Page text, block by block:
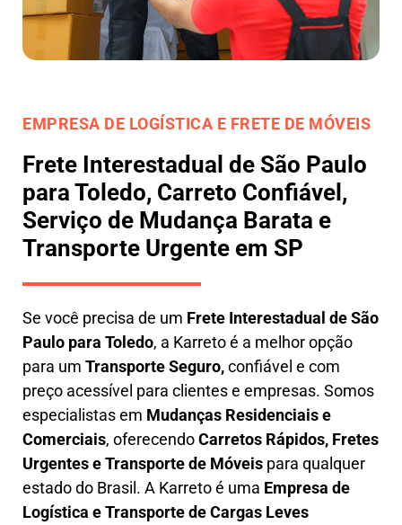
EMPRESA DE LOGÍSTICA E FRETE DE MÓVEIS
Frete Interestadual de São Paulo
para Toledo, Carreto Confiável,
Serviço de Mudança Barata e
Transporte Urgente em SP
Se você precisa de um Frete Interestadual de São
Paulo para Toledo, a Karreto é a melhor opção
para um Transporte Seguro,confiável e com
preço acessível para clientes e empresas. Somos
especialistas em Mudanças Residenciais e
Comerciais, oferecendoCarretos Rápidos, Fretes
Urgentes e Transporte de Móveis para qualquer
estado do Brasil. A Karretoé uma Empresa de
Logística e Transporte de Cargas Leves